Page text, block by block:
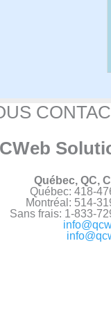
Québec, QC,
Québec: 418-
Montréal: 514-
Sans frais: 1-833-